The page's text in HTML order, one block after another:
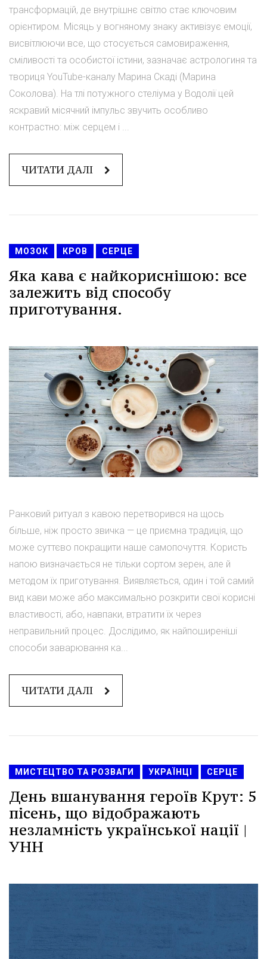
трансформацій, де внутрішнє світло стає ключовим
орієнтиром. Місяць у вогняному знаку активізує емоції,
висвітлюючи все, що стосується самовираження,
сміливості та особистої істини, зазначає астрологиня та
твориця YouTube-каналу Марина Скаді (Марина
Соколова). На тлі потужного стеліума у Водолії цей
яскравий місячний імпульс звучить особливо
контрастно: між серцем і ...
ЧИТАТИ ДАЛІ
МОЗОК КРОВ СЕРЦЕ
Яка кава є найкориснішою: все
залежить від способу
приготування.
Ранковий ритуал з кавою перетворився на щось
більше, ніж просто звичка — це приємна традиція, що
може суттєво покращити наше самопочуття. Користь
напою визначається не тільки сортом зерен, але й
методом їх приготування. Виявляється, один і той самий
вид кави може або максимально розкрити свої корисні
властивості, або, навпаки, втратити їх через
неправильний процес. Дослідимо, як найпоширеніші
способи заварювання ка...
ЧИТАТИ ДАЛІ
МИСТЕЦТВО ТА РОЗВАГИ УКРАЇНЦІ СЕРЦЕ
День вшанування героїв Крут: 5
пісень, що відображають
незламність української нації |
УНН